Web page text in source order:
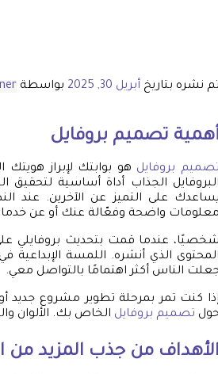
تم نشره بتاريخ أبريل 30, 2025 بواسطة
أهمية تصميم بروفايل
تصميم بروفايل هو بوابتك لإبراز
البروفايل الجذاب أداة أساسية
يساعدك على التميز عن الآخرين. عند
معلومات واضحة وفعّالة عنك أو عن
شخصيًا، عندما قمت بتحديث بروفايلي
المحتوى الذي أنشره. اللمسة
الناس أكثر اهتمامًا بالتواصل معي.
كنت تمر بمرحلة تطوير مشروع جديد
حول تصميم بروفايل الخاص بك. الألوان
الأهداف من جذب المزيد من